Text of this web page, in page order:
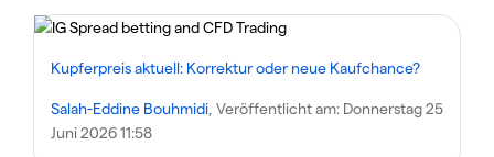
Kupferpreis aktuell: Korrektur oder neue Kaufchance?
Salah-Eddine Bouhmidi , Veröffentlicht am: Donnerstag 25
Juni 2026 11:58